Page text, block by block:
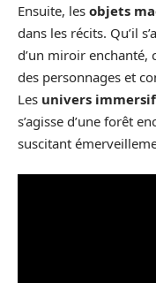
Ensuite, les objets
dans les récits. Qu’il
d’un miroir enchanté,
des personnages et
Les univers
s’agisse d’une forêt
suscitant